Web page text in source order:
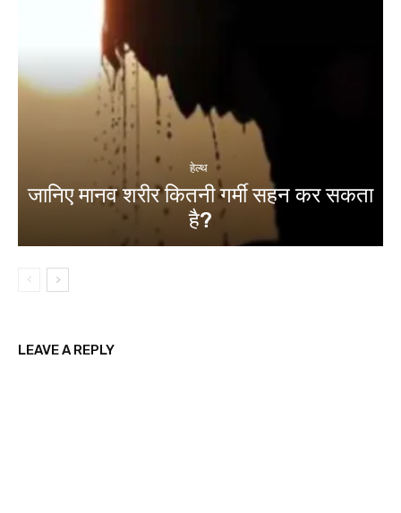
हेल्थ
जानिए मानव शरीर कितनी गर्मी सहन कर सकता
है?
LEAVE A REPLY